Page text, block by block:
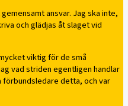
ansvar. Jag ska inte,
och glädjas åt slaget vid
viktig för de små
vad striden egentligen handlar
förbundsledare detta, och var